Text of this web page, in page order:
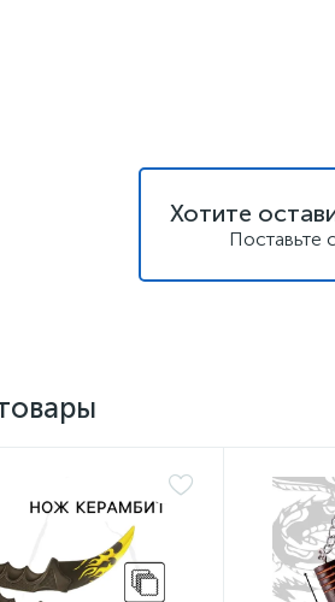
Хотите
Поставьте